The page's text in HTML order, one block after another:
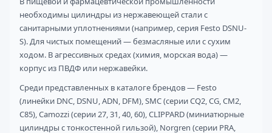
необходимы цилиндры из нержавеющей стали с
санитарными уплотнениями (например, серия Festo DSNU-
S). Для чистых помещений — безмасляные или с сухим
ходом. В агрессивных средах (химия, морская вода) —
корпус из ПВДФ или нержавейки.
Среди представленных в каталоге брендов — Festo
(линейки DNC, DSNU, ADN, DFM), SMC (серии CQ2, CG, CM2,
C85), Camozzi (серии 27, 31, 40, 60), CLIPPARD (миниатюрные
цилиндры с тонкостенной гильзой), Norgren (серии PRA,